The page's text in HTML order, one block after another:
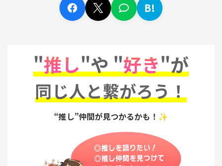
B!
"推し"や "好き"が
同じ人と繋がろう！
“推し”仲間が見つかるかも！✨